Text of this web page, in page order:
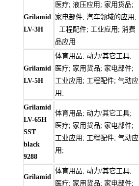
Grilamid
LV-3H
医疗; 液压应用; 家用货品;
家电部件; 汽车领域的应用;
工程配件; 工业应用; 消费
品应用
Grilamid
LV-5H
体育用品; 动力/其它工具;
医疗; 家用货品; 家电部件;
工业应用; 工程配件; 气动应
用;
Grilamid
LV-65H
SST
black
9288
体育用品; 动力/其它工具;
医疗; 家用货品; 家电部件;
工业应用; 工程配件; 气动应
用;
Grilamid
体育用品; 动力/其它工具;
医疗; 家用货品; 家电部件;